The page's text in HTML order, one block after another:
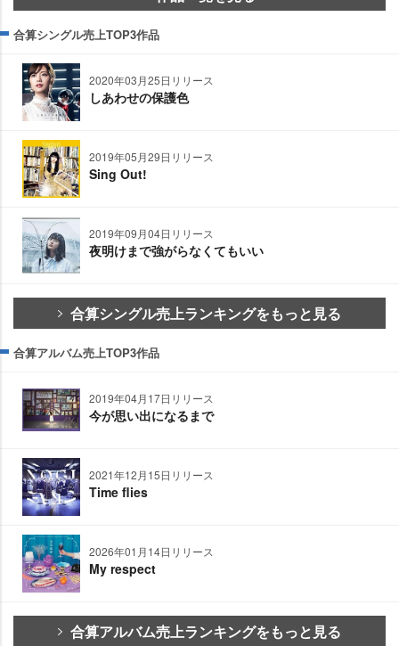
合算シングル売上TOP3作品
2020年03月25日リリース
しあわせの保護色
2019年05月29日リリース
Sing Out!
2019年09月04日リリース
夜明けまで強がらなくてもいい
合算シングル売上ランキングをもっと見る
合算アルバム売上TOP3作品
2019年04月17日リリース
今が思い出になるまで
2021年12月15日リリース
Time flies
2026年01月14日リリース
My respect
合算アルバム売上ランキングをもっと見る